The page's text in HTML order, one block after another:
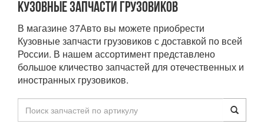
Кузовные запчасти грузовиков
В магазине 37Авто вы можете приобрести
Кузовные запчасти грузовиков с доставкой по всей
России. В нашем ассортимент представлено
большое кличество запчастей для отечественных и
иностранных грузовиков.